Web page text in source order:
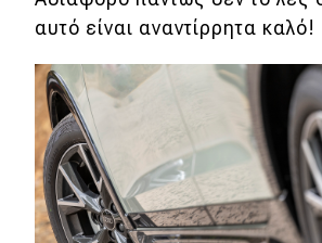
αυτό είναι αναντίρρητα καλό!